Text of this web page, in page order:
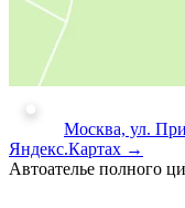
Москва, ул.
Яндекс.Картах →
Автоателье полного